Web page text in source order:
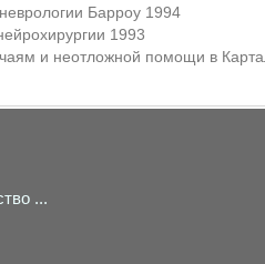
Барроу 1994
1993
и неотложной помощи в
...